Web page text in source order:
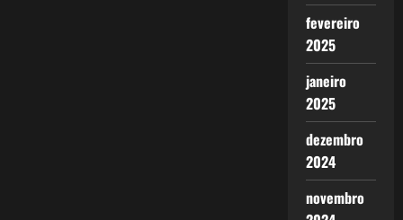
fevereiro
2025
janeiro
2025
dezembro
2024
novembro